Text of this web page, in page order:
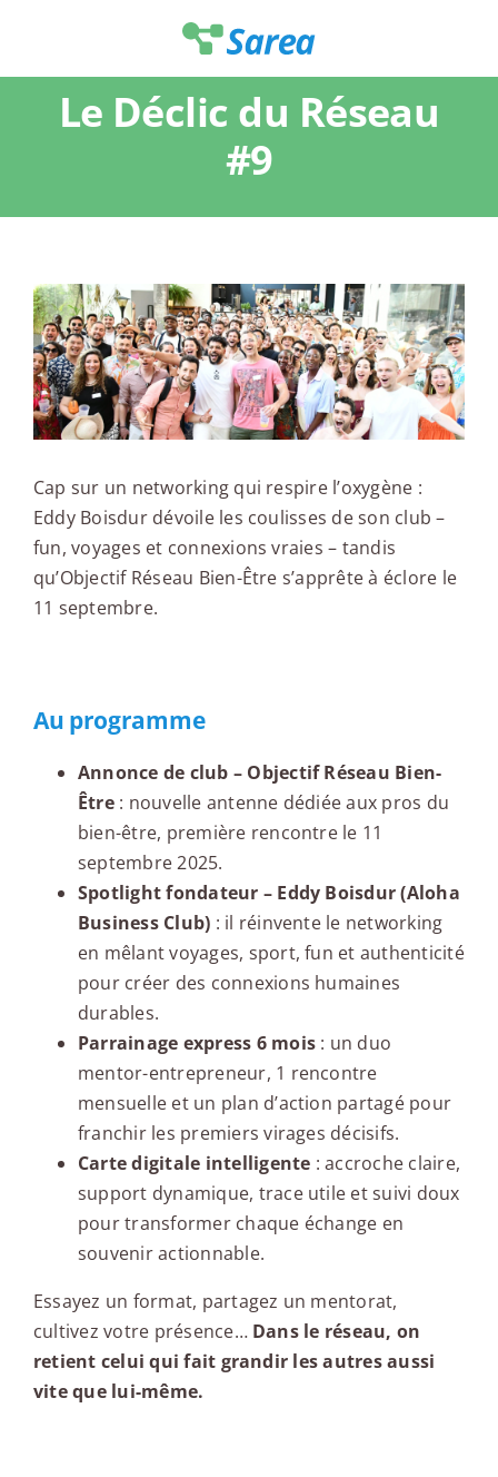
contenu
Le Déclic du Réseau
#9
Cap sur un networking qui respire l’oxygène :
Eddy Boisdur dévoile les coulisses de son club –
fun, voyages et connexions vraies – tandis
qu’Objectif Réseau Bien-Être s’apprête à éclore le
11 septembre.
Au programme
Annonce de club – Objectif Réseau Bien-
Être: nouvelle antenne dédiée aux pros du
bien-être, première rencontre le 11
septembre 2025.
Spotlight fondateur – Eddy Boisdur (Aloha
Business Club) : il réinvente le networking
en mêlant voyages, sport, fun et authenticité
pour créer des connexions humaines
durables.
Parrainage express 6 mois: un duo
mentor-entrepreneur, 1 rencontre
mensuelle et un plan d’action partagé pour
franchir les premiers virages décisifs.
Carte digitale intelligente : accroche claire,
support dynamique, trace utile et suivi doux
pour transformer chaque échange en
souvenir actionnable.
Essayez un format, partagez un mentorat,
cultivez votre présence… Dans le réseau, on
retient celui qui fait grandir les autres aussi
vite que lui-même.